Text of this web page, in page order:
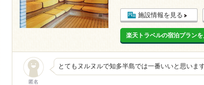
施設情報を見る
楽天トラベルの宿泊プランを
匿名
とてもヌルヌルで知多半島では一番いいと思います